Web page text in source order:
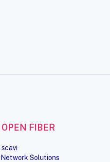
FIBER
Network Solutions